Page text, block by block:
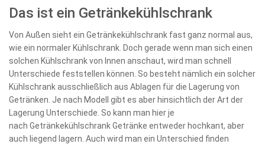
Das ist ein Getränkekühlschrank
Von Außen sieht ein Getränkekühlschrank fast ganz normal aus,
wie ein normaler Kühlschrank. Doch gerade wenn man sich einen
solchen Kühlschrank von Innen anschaut, wird man schnell
Unterschiede feststellen können. So besteht nämlich ein solcher
Kühlschrank ausschließlich aus Ablagen für die Lagerung von
Getränken. Je nach Modell gibt es aber hinsichtlich der Art der
Lagerung Unterschiede. So kann man hier je
nach Getränkekühlschrank Getränke entweder hochkant, aber
auch liegend lagern. Auch wird man ein Unterschied finden